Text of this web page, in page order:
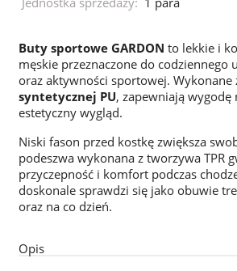
Buty sportowe GARDON to lekkie i
męskie przeznaczone do codziennego
oraz aktywności sportowej. Wykonane
syntetycznej PU, zapewniają wygodę
estetyczny wygląd.
Niski fason przed kostkę zwiększa
podeszwa wykonana z tworzywa TPR
przyczepność i komfort podczas
doskonale sprawdzi się jako obuwie
oraz na co dzień.
Opis